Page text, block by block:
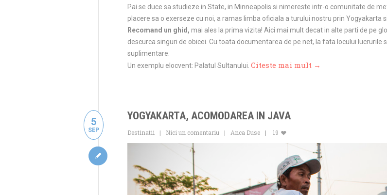
Pai se duce sa studieze in State, in Minneapolis si nimereste intr-o comunitate de
placere sa o exerseze cu noi, a ramas limba oficiala a turului nostru prin Yogyakarta
Recomand un ghid, mai ales la prima vizita! Aici mai mult decat in alte parti de pe
descurca singuri de obicei. Cu toata documentarea de pe net, la fata locului
suplimentare.
Un exemplu elocvent: Palatul Sultanului. Citeste mai mult →
5
SEP
YOGYAKARTA, ACOMODAREA IN JAVA
Destinatii Nici un comentariu Anca Duse 19